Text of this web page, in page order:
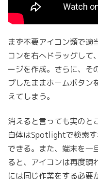
まず不要アイコン類で適
コンを右へドラッグして
ージを作成。さらに、そ
プしたままホームボタン
えてしまう。
消えると言っても実のと
自体はSpotlightで検索
できる。また、端末を一
ると、アイコンは再度現
には同じ作業をする必要